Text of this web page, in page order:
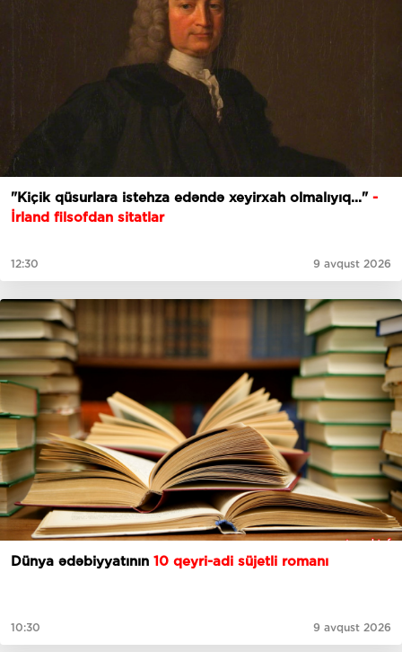
"Kiçik qüsurlara istehza edəndə xeyirxah olmalıyıq..."-
İrland filsofdan sitatlar
12:30 9 avqust 2026
Dünya ədəbiyyatının 10 qeyri-adi süjetli romanı
10:30 9 avqust 2026